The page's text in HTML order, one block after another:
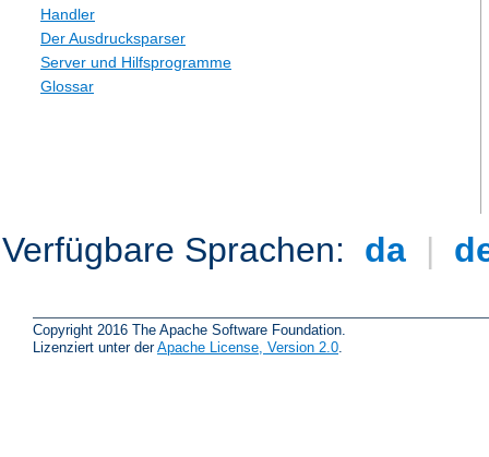
Handler
Der Ausdrucksparser
Server und Hilfsprogramme
Glossar
Verfügbare Sprachen: da |
Copyright 2016 The Apache Software Foundation.
Lizenziert unter derApache License, Version 2.0